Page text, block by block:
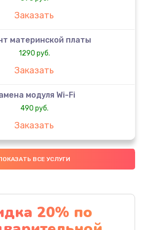
Заказать
материнской платы
1290 руб.
Заказать
модуля Wi-Fi
490 руб.
Заказать
микрофона
1600 руб.
аккумулятора
1130 руб.
ВСЕ УСЛУГИ
20% по